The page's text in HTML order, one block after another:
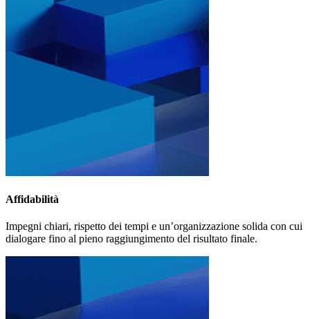
Affidabilità
Impegni chiari, rispetto dei tempi e un’organizzazione solida con cui
dialogare fino al pieno raggiungimento del risultato finale.